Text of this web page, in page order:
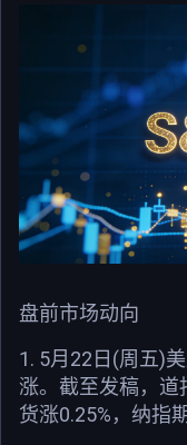
盘前市场动向
1. 5月22日(周五)
涨。截至发稿，道
货涨0.25%，纳指